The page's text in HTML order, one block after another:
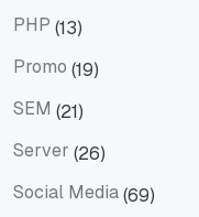
PHP (13)
Promo (19)
SEM (21)
Server (26)
Social Media(69)